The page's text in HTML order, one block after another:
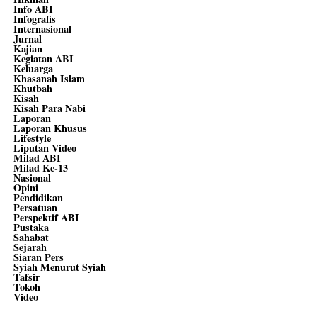
Info ABI
Infografis
Internasional
Jurnal
Kajian
Kegiatan ABI
Keluarga
Khasanah Islam
Khutbah
Kisah
Kisah Para Nabi
Laporan
Laporan Khusus
Lifestyle
Liputan Video
Milad ABI
Milad Ke-13
Nasional
Opini
Pendidikan
Persatuan
Perspektif ABI
Pustaka
Sahabat
Sejarah
Siaran Pers
Syiah Menurut Syiah
Tafsir
Tokoh
Video